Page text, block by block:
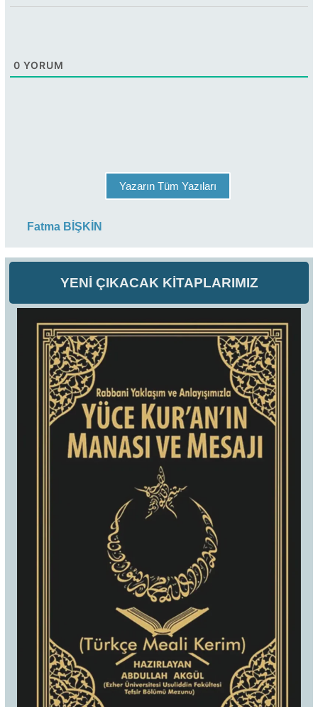
YENİ ÇIKACAK KİTAPLARIMIZ
0 YORUM
Yazarın Tüm Yazıları
Fatma BİŞKİN